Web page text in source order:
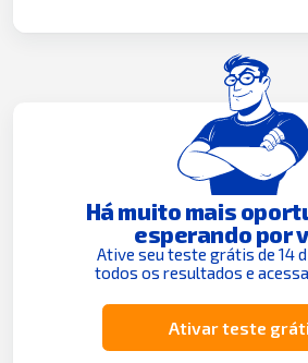
Há muito mais
esperando por
Ative seu teste grátis de 14
todos os resultados e
Ativar teste